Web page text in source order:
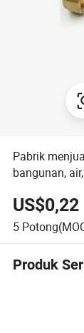
Pabrik
bangunan,
US$0,22
5
Produk